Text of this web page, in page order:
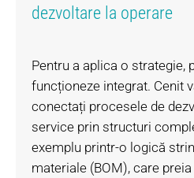
dezvoltare la operare
Pentru a aplica o strategie,
funcționeze integrat. Cenit
conectați procesele de
service prin structuri
exemplu printr-o logică
materiale (BOM), care